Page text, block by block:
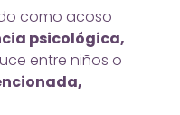
como acoso
psicológica,
entre niños o